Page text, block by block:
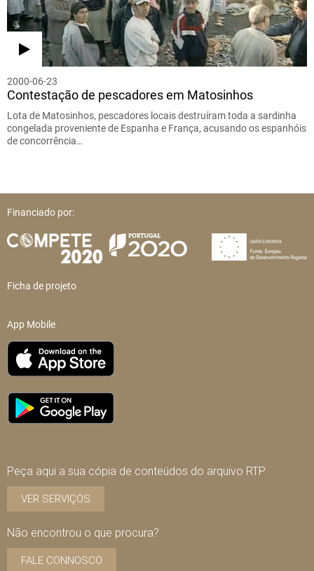
2000-06-23
Contestação de pescadores em Matosinhos
Lota de Matosinhos, pescadores locais destruíram toda a sardinha
congelada proveniente de Espanha e França, acusando os espanhóis
de concorrência…
Financiado por:
Ficha de projeto
App Mobile
Peça aqui a sua cópia de conteúdos do arquivo RTP
VER SERVIÇOS
Não encontrou o que procura?
FALE CONNOSCO